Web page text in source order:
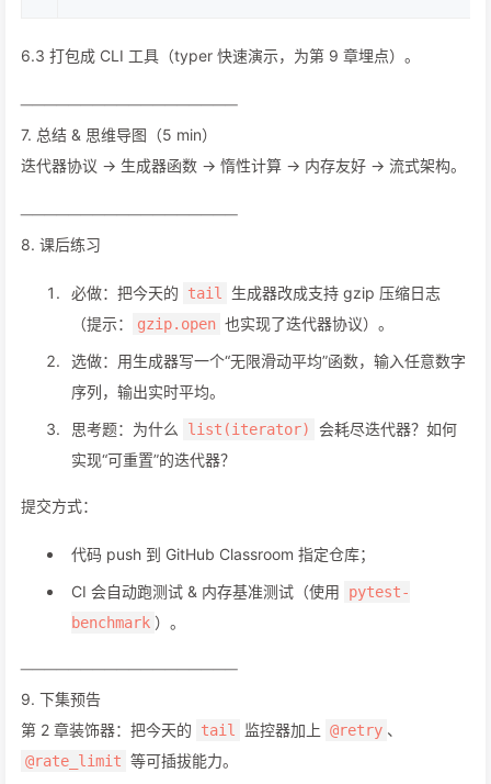
6.3 打包成 CLI 工具（typer 快速演示，为第 9 章埋点）。
──────────────────
7. 总结 & 思维导图（5 min）
迭代器协议 → 生成器函数 → 惰性计算 → 内存友好 → 流式架构。
──────────────────
8. 课后练习
必做：把今天的 tail
生成器改成支持 gzip 压缩日志
（提示：
gzip.open 也实现了迭代器协议）。
选做：用生成器写一个“无限滑动平均”函数，输入任意数字
序列，输出实时平均。
思考题：为什么
list(iterator)
会耗尽迭代器？如何
实现“可重置”的迭代器？
提交方式：
代码 push 到 GitHub Classroom 指定仓库；
CI 会自动跑测试 & 内存基准测试（使用
pytest-
benchmark ）。
──────────────────
9. 下集预告
第 2 章装饰器：把今天的
tail 监控器加上 @retry 、
@rate_limit 等可插拔能力。